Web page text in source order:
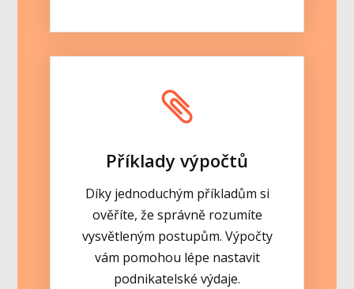
Příklady výpočtů
Díky jednoduchým příkladům si
ověříte, že správně rozumíte
vysvětleným postupům. Výpočty
vám pomohou lépe nastavit
podnikatelské výdaje.